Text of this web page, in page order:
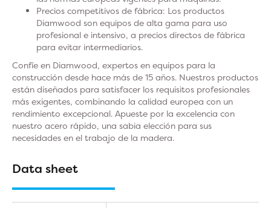
Precios competitivos de fábrica: Los productos
Diamwood son equipos de alta gama para uso
profesional e intensivo, a precios directos de fábrica
para evitar intermediarios.
Confíe en Diamwood, expertos en equipos para la
construcción desde hace más de 15 años. Nuestros productos
están diseñados para satisfacer los requisitos profesionales
más exigentes, combinando la calidad europea con un
rendimiento excepcional. Apueste por la excelencia con
nuestro acero rápido, una sabia elección para sus
necesidades en el trabajo de la madera.
Data sheet